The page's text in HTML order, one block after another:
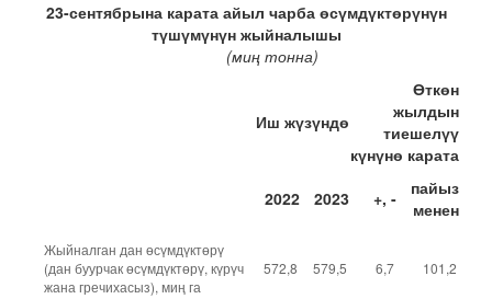
23-сентябрына карата айыл чарба өсүмдүктөрүнүн
түшүмүнүн жыйналышы
(миң тонна)
Иш жүзүндө
Өткөн
жылдын
тиешелүү
күнүнө карата
2022 2023 +, -
пайыз
менен
Жыйналган дан өсүмдүктөрү
(дан буурчак өсүмдүктөрү, күрүч
жана гречихасыз), миң га
572,8 579,5 6,7 101,2